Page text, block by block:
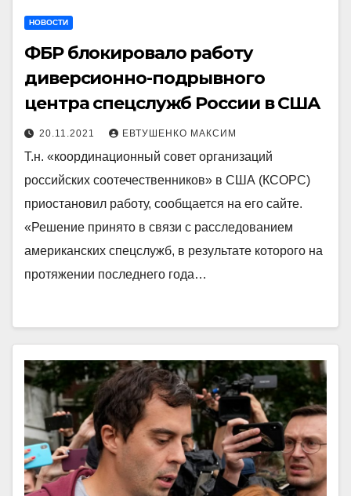
НОВОСТИ
ФБР блокировало работу
диверсионно-подрывного
центра спецслужб России в США
20.11.2021 ЕВТУШЕНКО МАКСИМ
Т.н. «координационный совет организаций
российских соотечественников» в США (КСОРС)
приостановил работу, сообщается на его сайте.
«Решение принято в связи с расследованием
американских спецслужб, в результате которого на
протяжении последнего года…